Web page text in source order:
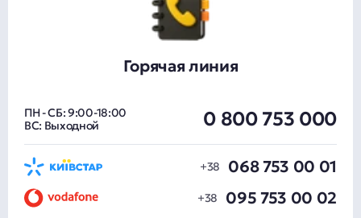
Горячая линия
ПН - СБ: 9:00-18:00
ВС: Выходной
0 800 753 000
068 753 00 01
095 753 00 02